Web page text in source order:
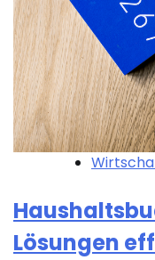
Lösungen